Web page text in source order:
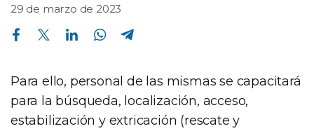
29 de marzo de 2023
Compartir en Facebook Compartir en Twitter Compartir en Linkedin Compartir en Whatsapp
Para ello, personal de las mismas se capacitará
para la búsqueda, localización, acceso,
estabilización y extricación (rescate y